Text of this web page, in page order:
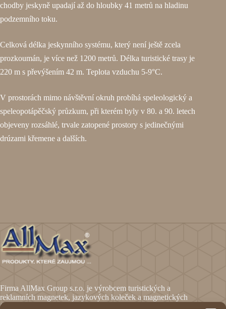
chodby jeskyně upadají až do hloubky 41 metrů na hladinu
podzemního toku.
Celková délka jeskynního systému, který není ještě zcela
prozkoumán, je více než 1200 metrů. Délka turistické trasy je
220 m s převýšením 42 m. Teplota vzduchu 5-9°C.
V prostorách mimo návštěvní okruh probíhá speleologický a
speleopotápěčský průzkum, při kterém byly v 80. a 90. letech
objeveny rozsáhlé, trvale zatopené prostory s jedinečnými
drúzami křemene a dalších.
Firma AllMax Group s.r.o. je výrobcem turistických a
reklamních magnetek, jazykových koleček a magnetických
fólií.